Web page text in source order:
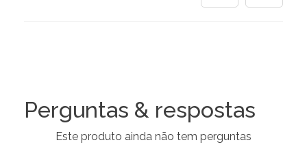
Perguntas & respostas
Este produto ainda não tem perguntas